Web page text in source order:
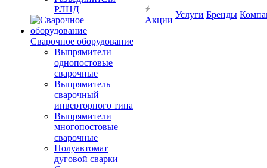
РЛНД
Сварочное оборудование
Выпрямители
однопостовые
сварочные
Выпрямитель
сварочный
инверторного типа
Выпрямители
многопостовые
сварочные
Полуавтомат
дуговой сварки
Акции
Услуги Бренды